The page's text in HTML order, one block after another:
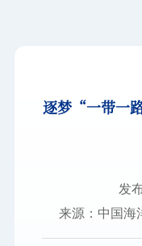
图书档案
信息门户 校内
信息服务
领导
逐梦“一带一
发
来源：中国海